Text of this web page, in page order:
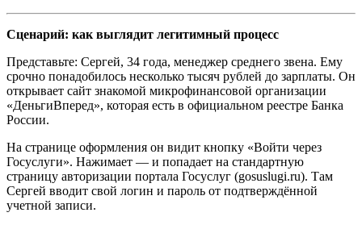
Сценарий: как выглядит легитимный процесс
Представьте: Сергей, 34 года, менеджер среднего звена. Ему
срочно понадобилось несколько тысяч рублей до зарплаты. Он
открывает сайт знакомой микрофинансовой организации
«ДеньгиВперед», которая есть в официальном реестре Банка
России.
На странице оформления он видит кнопку «Войти через
Госуслуги». Нажимает — и попадает на стандартную
страницу авторизации портала Госуслуг (gosuslugi.ru). Там
Сергей вводит свой логин и пароль от подтверждённой
учетной записи.